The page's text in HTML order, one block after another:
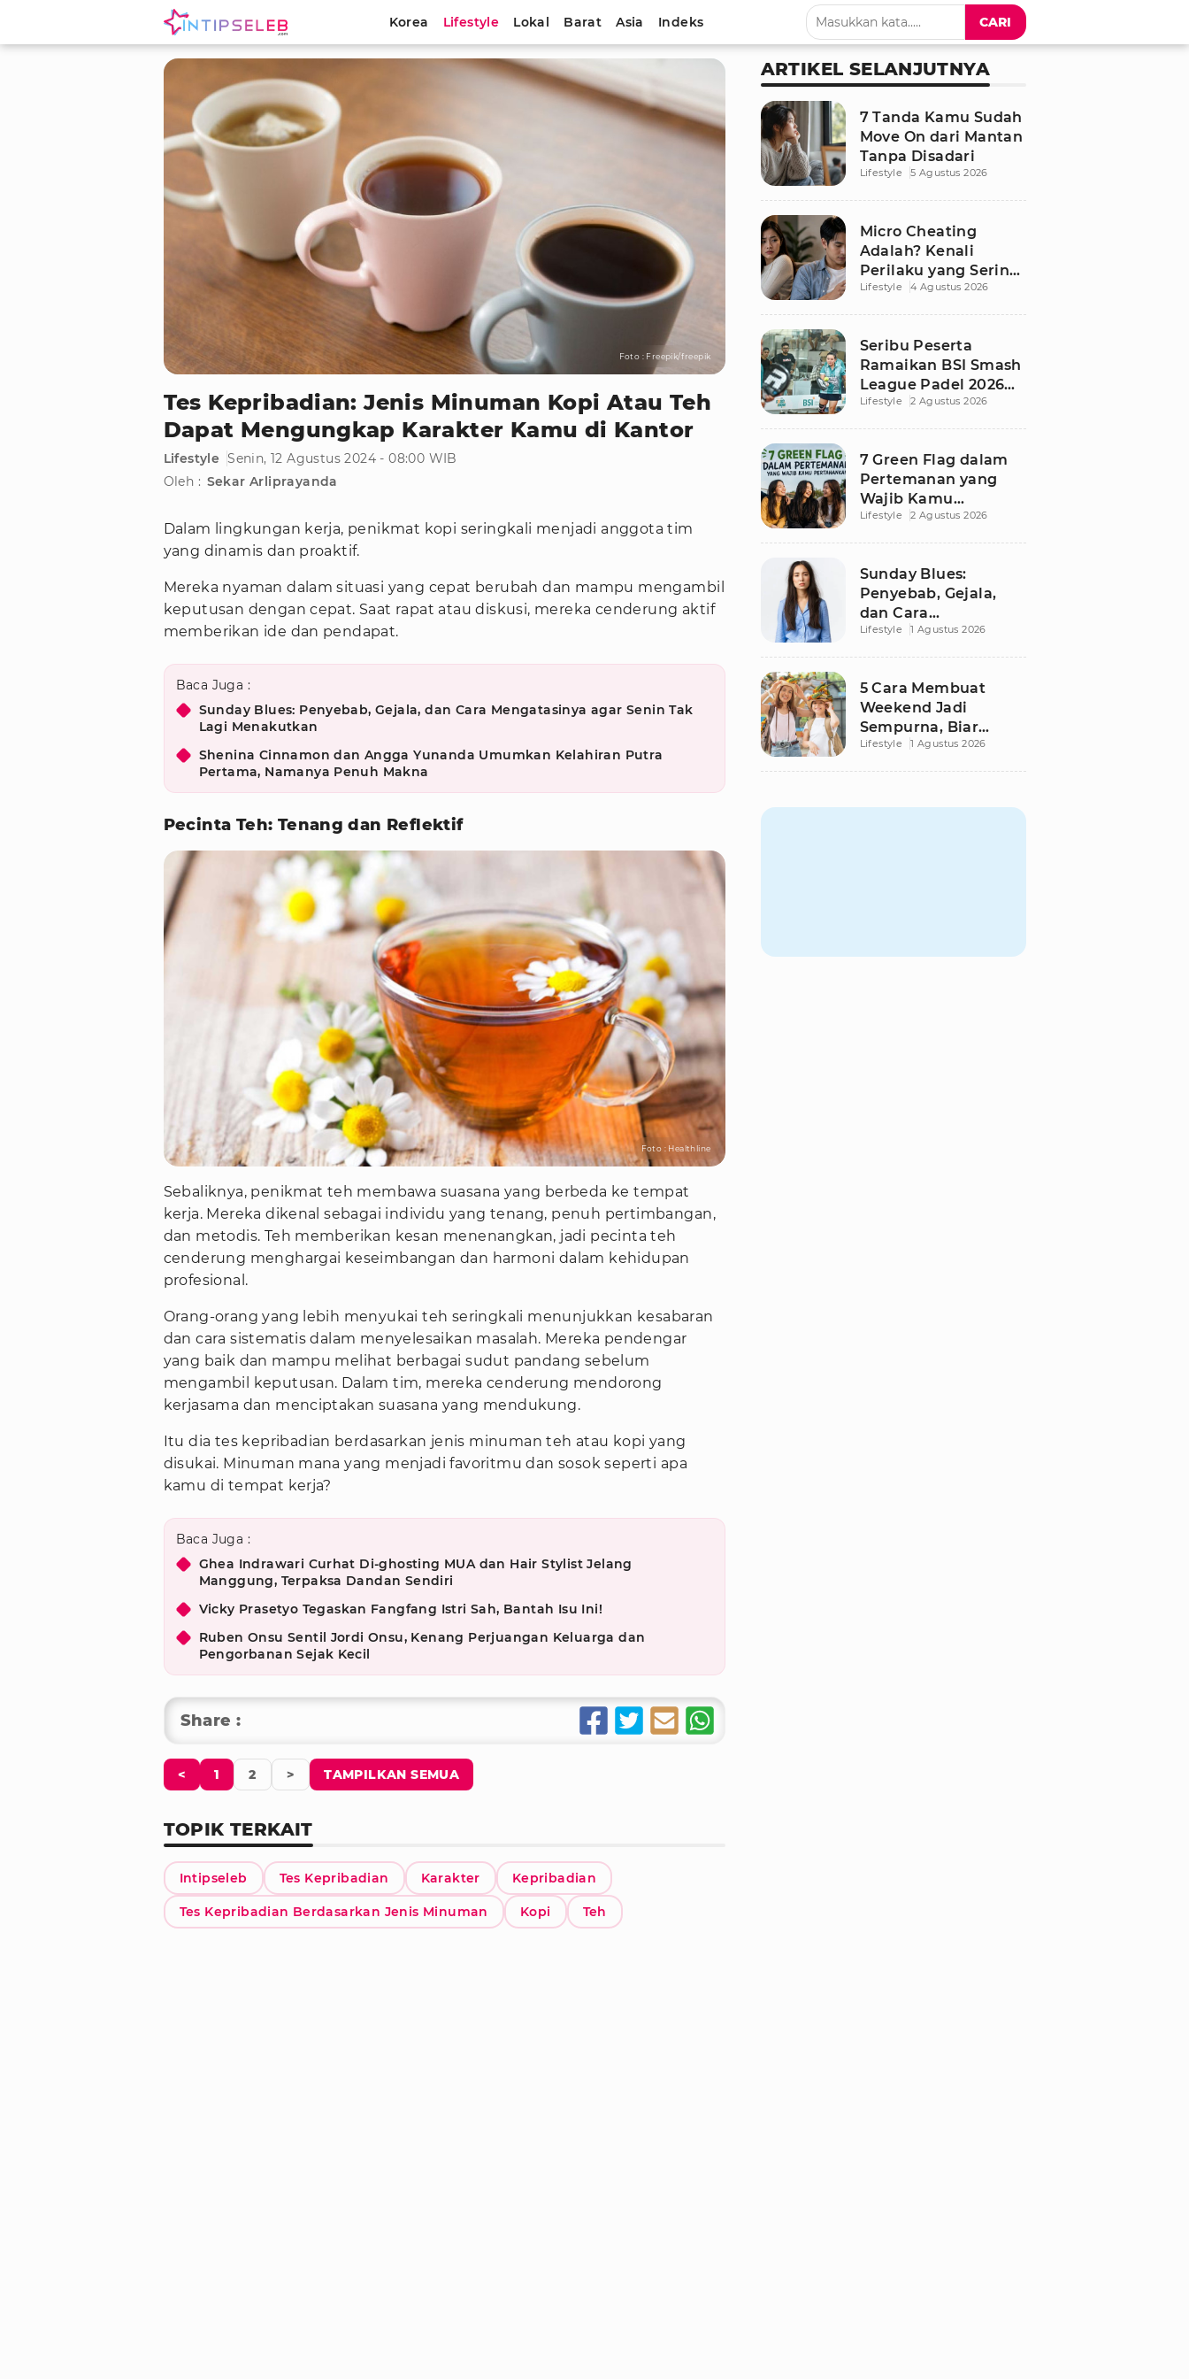
Korea Lifestyle Lokal Barat Asia Indeks CARI
Foto : Freepik/freepik
Tes Kepribadian: Jenis Minuman Kopi Atau Teh
Dapat Mengungkap Karakter Kamu di Kantor
Lifestyle Senin, 12 Agustus 2024 - 08:00 WIB
Oleh : Sekar Arliprayanda
Dalam lingkungan kerja, penikmat kopi seringkali menjadi anggota tim
yang dinamis dan proaktif.
Mereka nyaman dalam situasi yang cepat berubah dan mampu mengambil
keputusan dengan cepat. Saat rapat atau diskusi, mereka cenderung aktif
memberikan ide dan pendapat.
Baca Juga :
Sunday Blues: Penyebab, Gejala, dan Cara Mengatasinya agar Senin Tak
Lagi Menakutkan
Shenina Cinnamon dan Angga Yunanda Umumkan Kelahiran Putra
Pertama, Namanya Penuh Makna
Pecinta Teh: Tenang dan Reflektif
Foto : Healthline
Sebaliknya, penikmat teh membawa suasana yang berbeda ke tempat
kerja. Mereka dikenal sebagai individu yang tenang, penuh pertimbangan,
dan metodis. Teh memberikan kesan menenangkan, jadi pecinta teh
cenderung menghargai keseimbangan dan harmoni dalam kehidupan
profesional.
Orang-orang yang lebih menyukai teh seringkali menunjukkan kesabaran
dan cara sistematis dalam menyelesaikan masalah. Mereka pendengar
yang baik dan mampu melihat berbagai sudut pandang sebelum
mengambil keputusan. Dalam tim, mereka cenderung mendorong
kerjasama dan menciptakan suasana yang mendukung.
Itu dia tes kepribadian berdasarkan jenis minuman teh atau kopi yang
disukai. Minuman mana yang menjadi favoritmu dan sosok seperti apa
kamu di tempat kerja?
Baca Juga :
Ghea Indrawari Curhat Di-ghosting MUA dan Hair Stylist Jelang
Manggung, Terpaksa Dandan Sendiri
Vicky Prasetyo Tegaskan Fangfang Istri Sah, Bantah Isu Ini!
Ruben Onsu Sentil Jordi Onsu, Kenang Perjuangan Keluarga dan
Pengorbanan Sejak Kecil
Share :
< 1 2 > TAMPILKAN SEMUA
TOPIK TERKAIT
Intipseleb Tes Kepribadian Karakter Kepribadian
Tes Kepribadian Berdasarkan Jenis Minuman Kopi Teh
ARTIKEL SELANJUTNYA
7 Tanda Kamu Sudah
Move On dari Mantan
Tanpa Disadari
Lifestyle 5 Agustus 2026
Micro Cheating
Adalah? Kenali
Perilaku yang Sering
Tak Disadari dalam
Lifestyle 4 Agustus 2026
Seribu Peserta
Ramaikan BSI Smash
League Padel 2026
Besutan RANS
Lifestyle 2 Agustus 2026
7 Green Flag dalam
Pertemanan yang
Wajib Kamu
Pertahankan, Bikin
Lifestyle 2 Agustus 2026
Sunday Blues:
Penyebab, Gejala,
dan Cara
Mengatasinya agar
Lifestyle 1 Agustus 2026
5 Cara Membuat
Weekend Jadi
Sempurna, Biar
Pikiran Fresh dan
Lifestyle 1 Agustus 2026